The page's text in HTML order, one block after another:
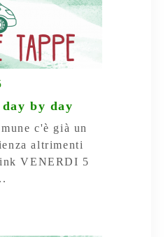
by day
c'è già un
altrimenti
VENERDI 5